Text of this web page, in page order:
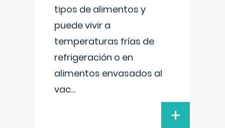
tipos de alimentos y
puede vivir a
temperaturas frías de
refrigeración o en
alimentos envasados al
vac...
+